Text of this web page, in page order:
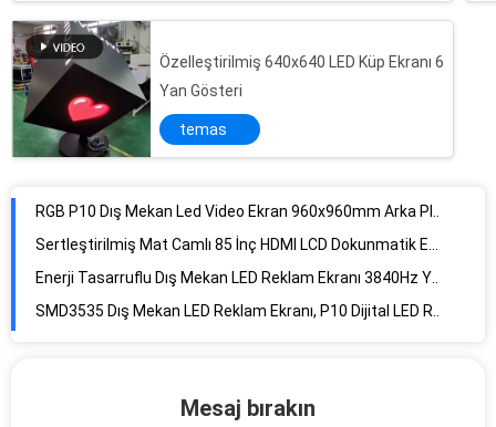
Özelleştirilmiş 640x640 LED Küp Ekranı 6
Yan Gösteri
temas
RGB P10 Dış Mekan Led Video Ekran 960x960mm Arka Plan Senkronizasyon Sistemi
Sertleştirilmiş Mat Camlı 85 İnç HDMI LCD Dokunmatik Ekran
Enerji Tasarruflu Dış Mekan LED Reklam Ekranı 3840Hz Yüksek Yenileme Hızı
SMD3535 Dış Mekan LED Reklam Ekranı, P10 Dijital LED Reklam Panosu
Mesaj bırakın